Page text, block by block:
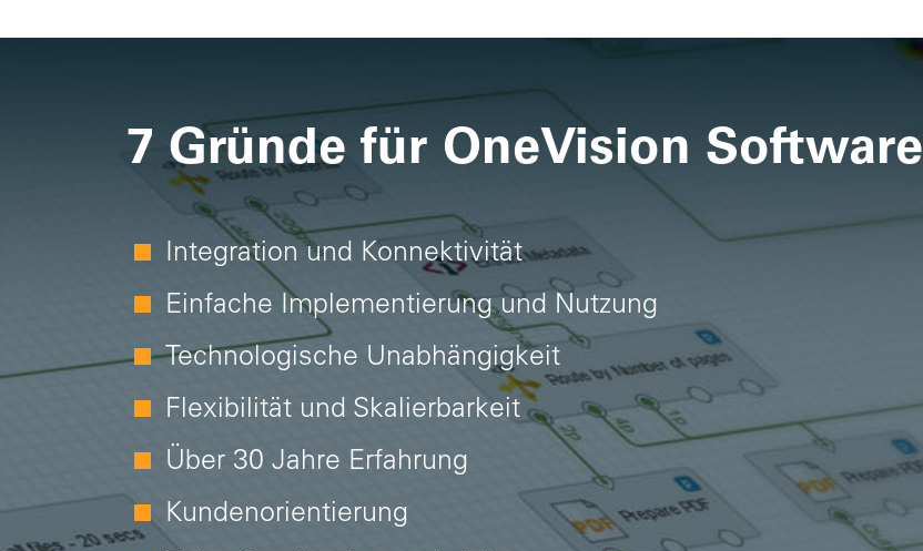
7 Gründe für OneVision Software
Integration und Konnektivität
Einfache Implementierung und Nutzung
Technologische Unabhängigkeit
Flexibilität und Skalierbarkeit
Über 30 Jahre Erfahrung
Kundenorientierung